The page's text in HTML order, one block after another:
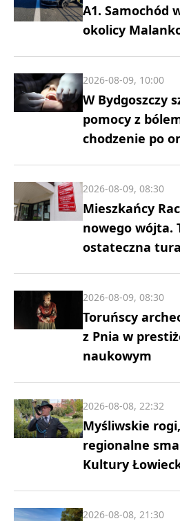
A1. Samochód
okolicy
W Bydgoszczy
pomocy z
chodzenie po
2026-08-09, 10:00
Mieszkańcy
nowego wójta.
ostateczna
2026-08-09, 08:30
Toruńscy
z Pnia w
naukowym
2026-08-09, 08:30
Myśliwskie
regionalne
Kultury
2026-08-08, 22:32
2026-08-08, 21:30